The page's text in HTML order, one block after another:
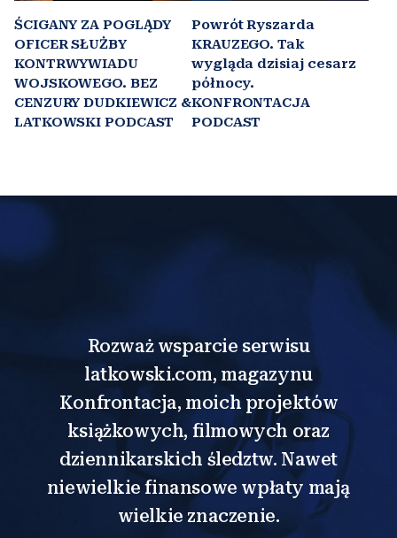
ŚCIGANY ZA POGLĄDY
OFICER SŁUŻBY
KONTRWYWIADU
WOJSKOWEGO. BEZ
CENZURY DUDKIEWICZ &
LATKOWSKI PODCAST
Powrót Ryszarda
KRAUZEGO. Tak
wygląda dzisiaj cesarz
północy.
KONFRONTACJA
PODCAST
Rozważ wsparcie serwisu
latkowski.com, magazynu
Konfrontacja, moich projektów
książkowych, filmowych oraz
dziennikarskich śledztw. Nawet
niewielkie finansowe wpłaty mają
wielkie znaczenie.